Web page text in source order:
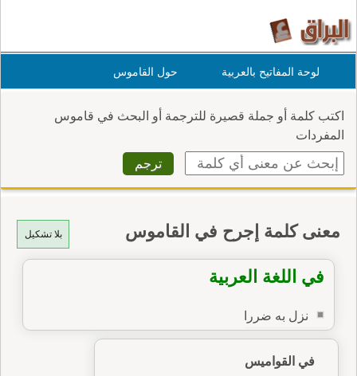
لوحة المفاتيح بالعربية حول القاموس
اكتب كلمة أو جملة قصيرة للترجمة أو البحث في قاموس
المفردات
بلا تشكيل معنى كلمة إجرح في القاموس
في اللغة العربية
نزل به ضررا
في القواميس